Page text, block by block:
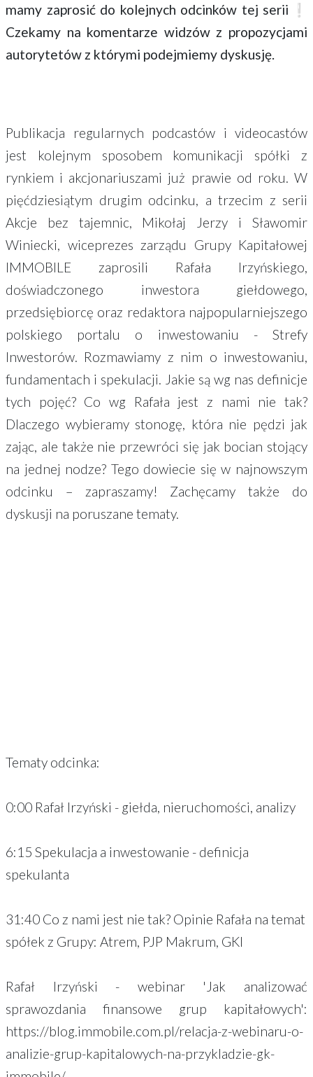
mamy zaprosić do kolejnych odcinków tej serii❕
Czekamy na komentarze widzów z propozycjami
autorytetów z którymi podejmiemy dyskusję.
Publikacja regularnych podcastów i videocastów
jest kolejnym sposobem komunikacji spółki z
rynkiem i akcjonariuszami już prawie od roku. W
pięćdziesiątym drugim odcinku, a trzecim z serii
Akcje bez tajemnic, Mikołaj Jerzy i Sławomir
Winiecki, wiceprezes zarządu Grupy Kapitałowej
IMMOBILE zaprosili Rafała Irzyńskiego,
doświadczonego inwestora giełdowego,
przedsiębiorcę oraz redaktora najpopularniejszego
polskiego portalu o inwestowaniu - Strefy
Inwestorów. Rozmawiamy z nim o inwestowaniu,
fundamentach i spekulacji. Jakie są wg nas definicje
tych pojęć? Co wg Rafała jest z nami nie tak?
Dlaczego wybieramy stonogę, która nie pędzi jak
zając, ale także nie przewróci się jak bocian stojący
na jednej nodze? Tego dowiecie się w najnowszym
odcinku – zapraszamy! Zachęcamy także do
dyskusji na poruszane tematy.
Tematy odcinka:
0:00 Rafał Irzyński - giełda, nieruchomości, analizy
6:15 Spekulacja a inwestowanie - definicja
spekulanta
31:40 Co z nami jest nie tak? Opinie Rafała na temat
spółek z Grupy: Atrem, PJP Makrum, GKI
Rafał Irzyński - webinar 'Jak analizować
sprawozdania finansowe grup kapitałowych':
https://blog.immobile.com.pl/relacja-z-webinaru-o-
analizie-grup-kapitalowych-na-przykladzie-gk-